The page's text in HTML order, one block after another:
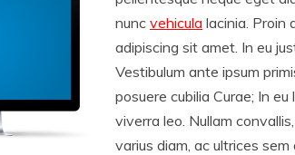
nunc vehicula lacinia. Proin
adipiscing sit amet. In eu
Vestibulum ante ipsum
posuere cubilia Curae; In
viverra leo. Nullam
varius diam, ac ultrices